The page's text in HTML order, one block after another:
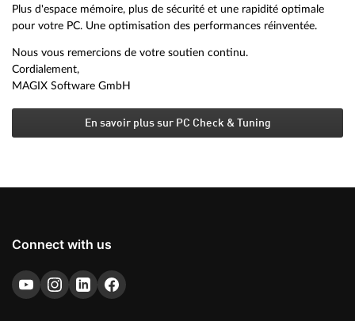
Plus d'espace mémoire, plus de sécurité et une rapidité optimale
pour votre PC. Une optimisation des performances réinventée.
Nous vous remercions de votre soutien continu.
Cordialement,
MAGIX Software GmbH
En savoir plus sur PC Check & Tuning
Connect with us